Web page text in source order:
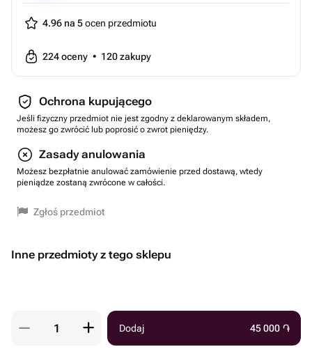
4.96 na 5ocen przedmiotu
224oceny • 120zakupy
Ochrona kupującego
Jeśli fizyczny przedmiot nie jest zgodny z deklarowanym składem,
możesz go zwrócić lub poprosić o zwrot pieniędzy.
Zasady anulowania
Możesz bezpłatnie anulować zamówienie przed dostawą, wtedy
pieniądze zostaną zwrócone w całości.
Zgłoś przedmiot
Inne przedmioty z tego sklepu
Dodaj 45 000 ֏